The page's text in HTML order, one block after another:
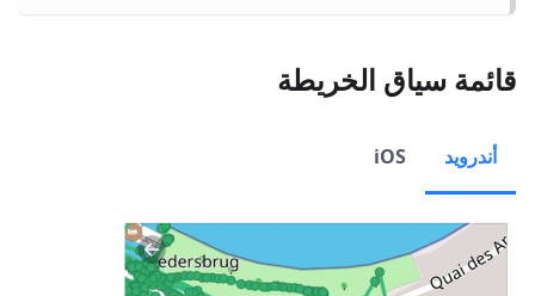
قائمة سياق الخريطة
أندرويد iOS